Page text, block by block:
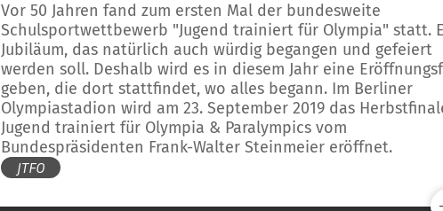
Vor 50 Jahren fand zum ersten Mal der bundesweite
Schulsportwettbewerb "Jugend trainiert für Olympia" statt.
Jubiläum, das natürlich auch würdig begangen und gefeiert
werden soll. Deshalb wird es in diesem Jahr eine
geben, die dort stattfindet, wo alles begann. Im Berliner
Olympiastadion wird am 23. September 2019 das
Jugend trainiert für Olympia & Paralympics vom
Bundespräsidenten Frank-Walter Steinmeier eröffnet.
JTFO